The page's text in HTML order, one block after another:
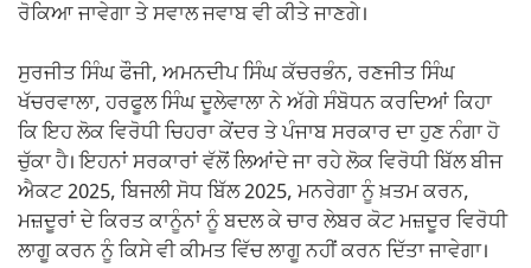
ਰੋਕਿਆ ਜਾਵੇਗਾ ਤੇ ਸਵਾਲ ਜਵਾਬ ਵੀ ਕੀਤੇ ਜਾਣਗੇ।
ਸੁਰਜੀਤ ਸਿੰਘ ਫੌਜੀ, ਅਮਨਦੀਪ ਸਿੰਘ ਕੱਚਰਭੰਨ, ਰਣਜੀਤ ਸਿੰਘ
ਖੱਚਰਵਾਲਾ, ਹਰਫੂਲ ਸਿੰਘ ਦੂਲੇਵਾਲਾ ਨੇ ਅੱਗੇ ਸੰਬੋਧਨ ਕਰਦਿਆਂ ਕਿਹਾ
ਕਿ ਇਹ ਲੋਕ ਵਿਰੋਧੀ ਚਿਹਰਾ ਕੇਂਦਰ ਤੇ ਪੰਜਾਬ ਸਰਕਾਰ ਦਾ ਹੁਣ ਨੰਗਾ ਹੋ
ਚੁੱਕਾ ਹੈ। ਇਹਨਾਂ ਸਰਕਾਰਾਂ ਵੱਲੋਂ ਲਿਆਂਦੇ ਜਾ ਰਹੇ ਲੋਕ ਵਿਰੋਧੀ ਬਿੱਲ ਬੀਜ
ਐਕਟ 2025, ਬਿਜਲੀ ਸੋਧ ਬਿੱਲ 2025, ਮਨਰੇਗਾ ਨੂੰ ਖ਼ਤਮ ਕਰਨ,
ਮਜ਼ਦੂਰਾਂ ਦੇ ਕਿਰਤ ਕਾਨੂੰਨਾਂ ਨੂੰ ਬਦਲ ਕੇ ਚਾਰ ਲੇਬਰ ਕੋਟ ਮਜ਼ਦੂਰ ਵਿਰੋਧੀ
ਲਾਗੂ ਕਰਨ ਨੂੰ ਕਿਸੇ ਵੀ ਕੀਮਤ ਵਿੱਚ ਲਾਗੂ ਨਹੀਂ ਕਰਨ ਦਿੱਤਾ ਜਾਵੇਗਾ।